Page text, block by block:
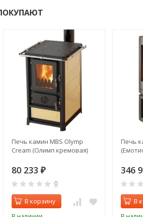
Печь камин MBS Olymp
Cream (Олимп кремовая)
80 233 ₽
0
В корзину
Печь
346
В